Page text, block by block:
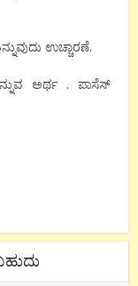
ಉಚ್ಚಾರಣೆ.
ಅರ್ಥ . ಪಾಸೆಸ್